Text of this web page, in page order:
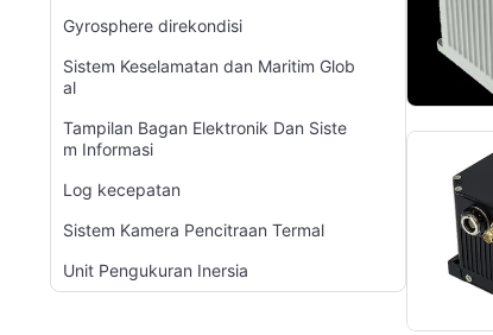
Gyrosphere direkondisi
Sistem Keselamatan dan Maritim Glob
al
Tampilan Bagan Elektronik Dan Siste
m Informasi
Log kecepatan
Sistem Kamera Pencitraan Termal
Unit Pengukuran Inersia